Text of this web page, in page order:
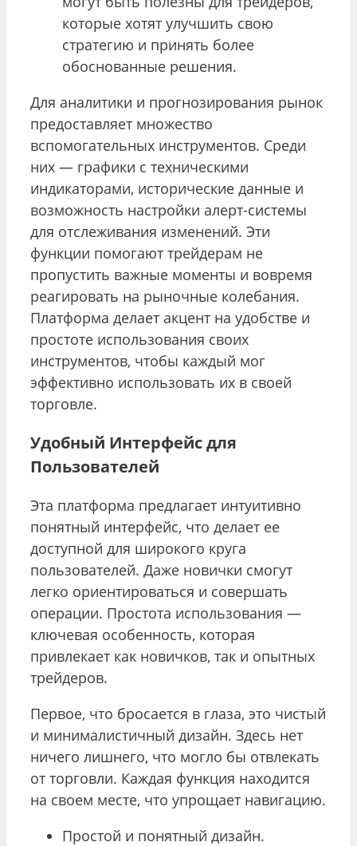
которые хотят улучшить свою
стратегию и принять более
обоснованные решения.
Для аналитики и прогнозирования рынок
предоставляет множество
вспомогательных инструментов. Среди
них — графики с техническими
индикаторами, исторические данные и
возможность настройки алерт-системы
для отслеживания изменений. Эти
функции помогают трейдерам не
пропустить важные моменты и вовремя
реагировать на рыночные колебания.
Платформа делает акцент на удобстве и
простоте использования своих
инструментов, чтобы каждый мог
эффективно использовать их в своей
торговле.
Удобный Интерфейс для
Пользователей
Эта платформа предлагает интуитивно
понятный интерфейс, что делает ее
доступной для широкого круга
пользователей. Даже новички смогут
легко ориентироваться и совершать
операции. Простота использования —
ключевая особенность, которая
привлекает как новичков, так и опытных
трейдеров.
Первое, что бросается в глаза, это чистый
и минималистичный дизайн. Здесь нет
ничего лишнего, что могло бы отвлекать
от торговли. Каждая функция находится
на своем месте, что упрощает навигацию.
Простой и понятный дизайн.